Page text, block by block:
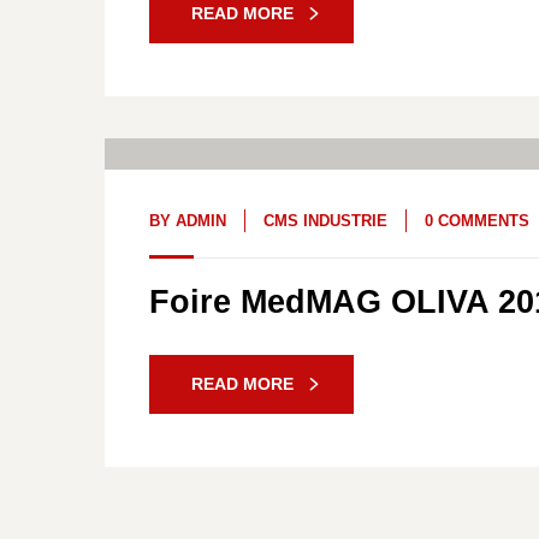
READ MORE
BY ADMIN CMS INDUSTRIE 0 COMMENTS
Foire MedMAG OLIVA
READ MORE